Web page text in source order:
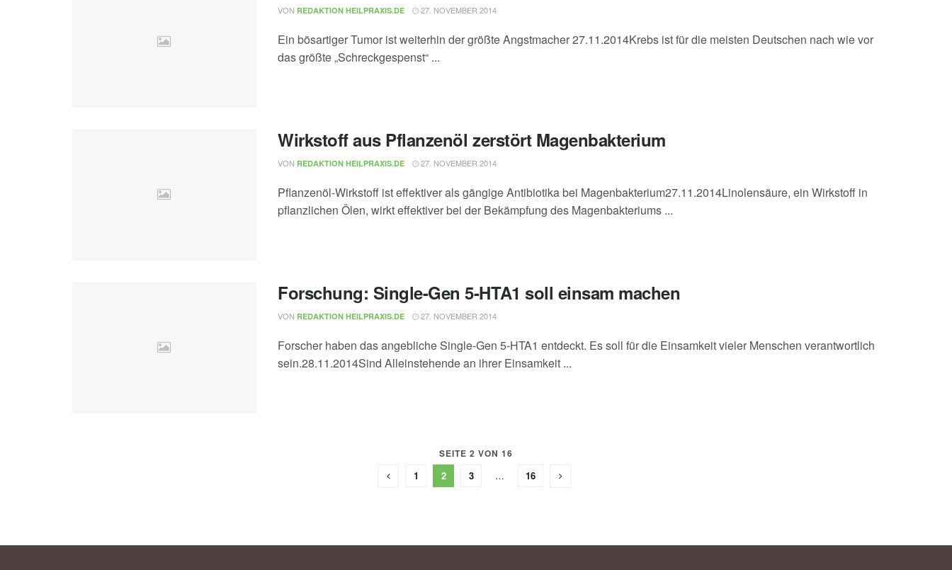
VON REDAKTION HEILPRAXIS.DE 27. NOVEMBER 2014
Ein bösartiger Tumor ist weiterhin der größte Angstmacher 27.11.2014Krebs ist für die meisten Deutschen nach wie vor
das größte „Schreckgespenst“ ...
Wirkstoff aus Pflanzenöl zerstört Magenbakterium
VON REDAKTION HEILPRAXIS.DE 27. NOVEMBER 2014
Pflanzenöl-Wirkstoff ist effektiver als gängige Antibiotika bei Magenbakterium27.11.2014Linolensäure, ein Wirkstoff in
pflanzlichen Ölen, wirkt effektiver bei der Bekämpfung des Magenbakteriums ...
Forschung: Single-Gen 5-HTA1 soll einsam machen
VON REDAKTION HEILPRAXIS.DE 27. NOVEMBER 2014
Forscher haben das angebliche Single-Gen 5-HTA1 entdeckt. Es soll für die Einsamkeit vieler Menschen verantwortlich
sein.28.11.2014Sind Alleinstehende an ihrer Einsamkeit ...
SEITE 2 VON 16
1 2 3 … 16